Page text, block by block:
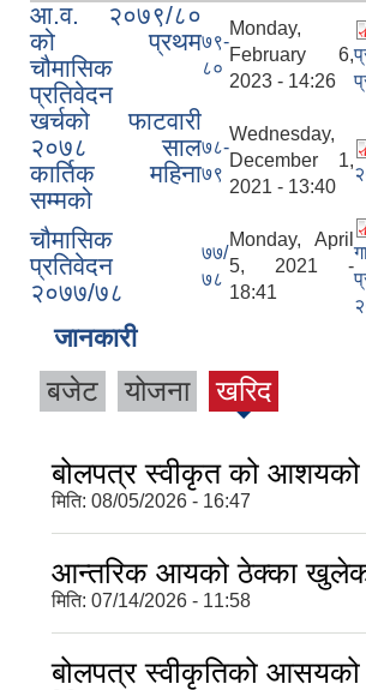
आ.व. २०७९/८०
को प्रथम
चौमासिक
प्रतिवेदन
७९-
८०
Monday,
February 6,
2023 - 14:26
खर्चको फाटवारी
२०७८ साल
कार्तिक महिना
सम्मको
७८-
७९
Wednesday,
December 1,
2021 - 13:40
चौमासिक
प्रतिवेदन
२०७७/७८
७७/
७८
Monday, April
5, 2021 -
18:41
जानकारी
बजेट योजना खरिद
बोलपत्र स्वीकृत को
मिति: 08/05/2026 - 16:47
आन्तरिक आयको ठेक्का
मिति: 07/14/2026 - 11:58
बोलपत्र स्वीकृतिको